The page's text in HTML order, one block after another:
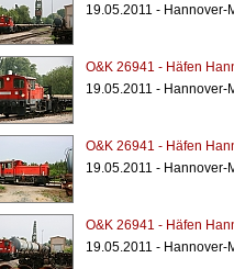
19.05.2011 - Hannover-
O&K 26941 - Häfen
19.05.2011 - Hannover-
O&K 26941 - Häfen
19.05.2011 - Hannover-
O&K 26941 - Häfen
19.05.2011 - Hannover-